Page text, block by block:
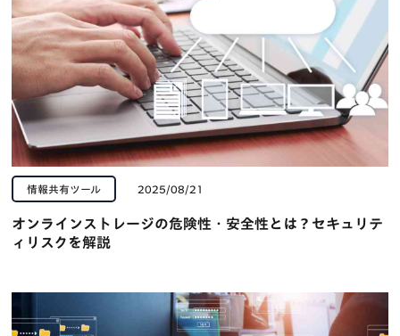
情報共有ツール 2025/08/21
オンラインストレージの危険性・安全性とは？セキュリテ
ィリスクを解説